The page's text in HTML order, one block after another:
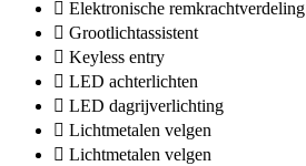
Elektronische remkrachtverdeling
Grootlichtassistent
Keyless entry
LED achterlichten
LED dagrijverlichting
Lichtmetalen velgen
Lichtmetalen velgen